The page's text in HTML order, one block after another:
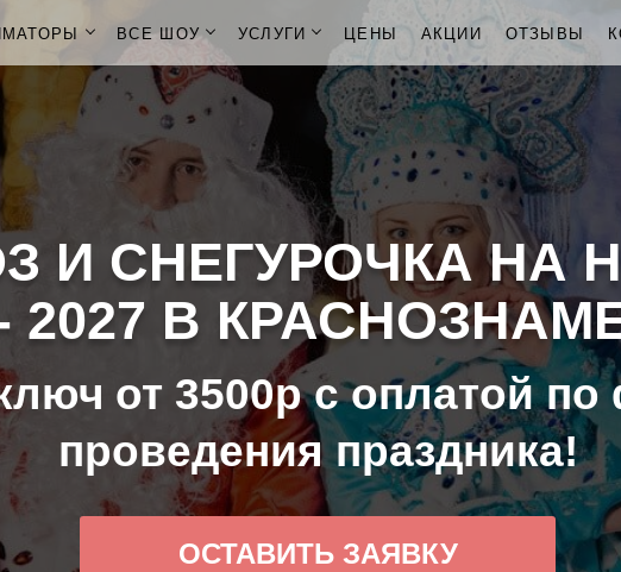
ВСЕ ШОУ УСЛУГИ ЦЕНЫ АКЦИИ ОТЗЫВЫ
И СНЕГУРОЧКА НА
2027 В
от 3500р с оплатой по
проведения праздника!
ОСТАВИТЬ ЗАЯВКУ